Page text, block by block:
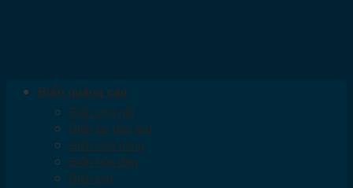
Biển quảng cáo
Biển chữ nổi
Biển ốp tấm alu
Biển cửa hàng
Biển hộp đèn
Biển bạt